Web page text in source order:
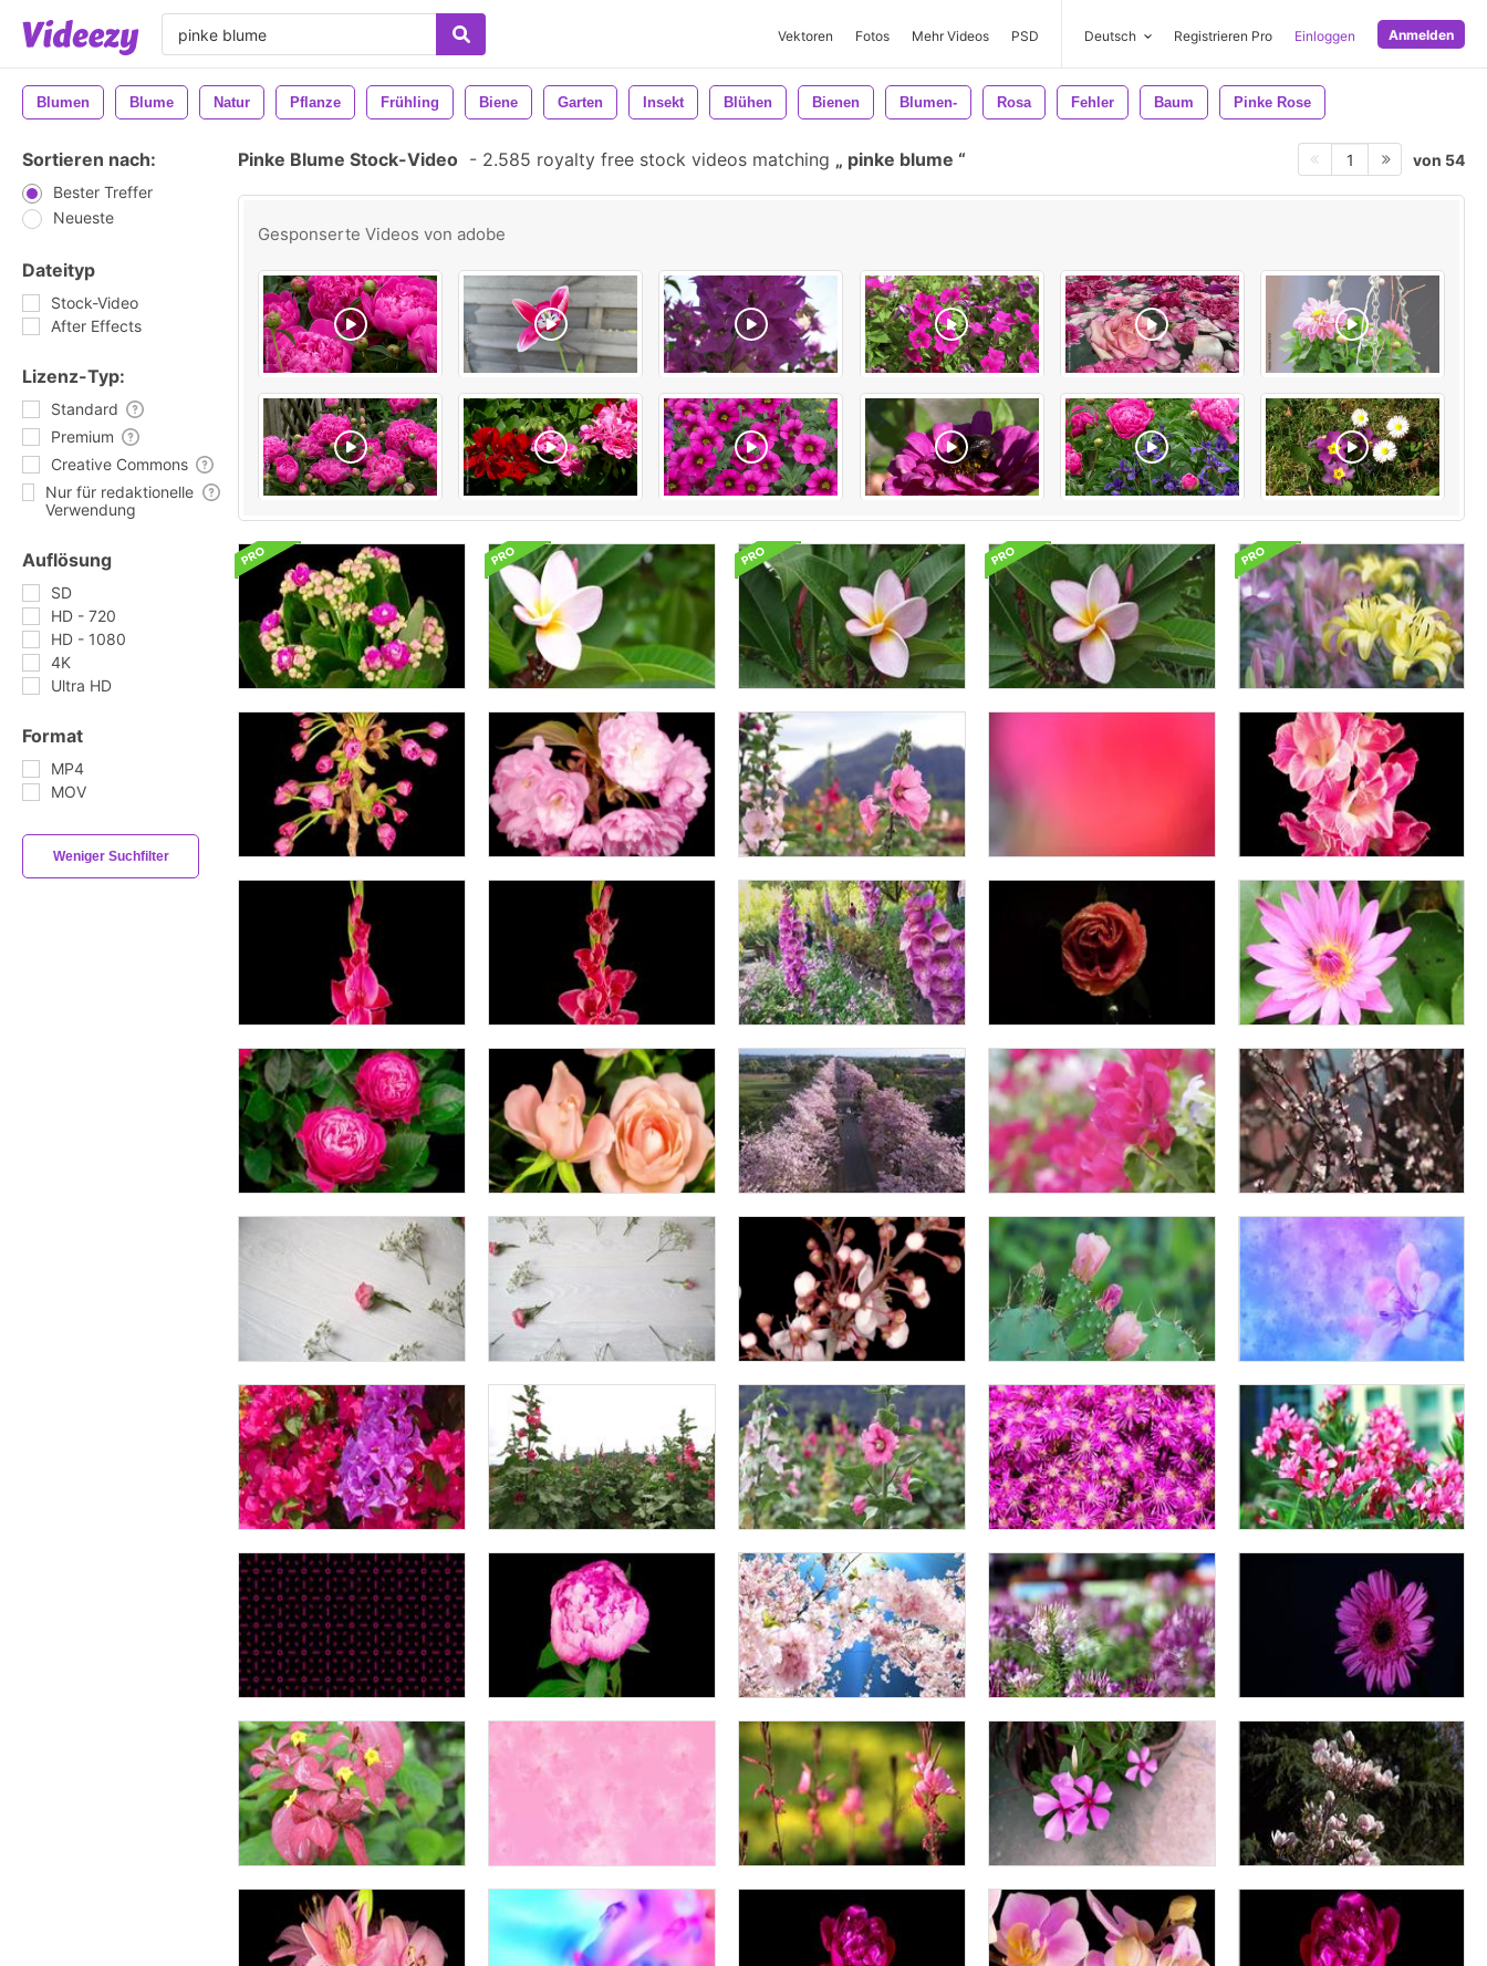
Vektoren Fotos Mehr Videos PSD Deutsch Registrieren Pro Einloggen Anmelden
Blumen Blume Natur Pflanze Frühling Biene Garten Insekt Blühen Bienen Blumen- Rosa Fehler Baum Pinke Rose
Sortieren nach:
Bester Treffer
Neueste
Dateityp
Stock-Video
After Effects
Lizenz-Typ:
Standard
Premium
Creative Commons
Nur für redaktionelle
Verwendung
Auflösung
SD
HD - 720
HD - 1080
4K
Ultra HD
Format
MP4
MOV
Weniger Suchfilter
Pinke Blume Stock-Video - 2.585 royalty free stock videos matching pinke blume 1 von 54
Gesponserte Videos von adobe